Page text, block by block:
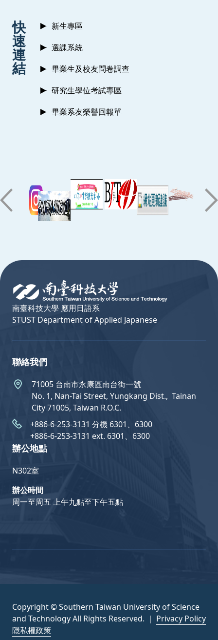
快
速
連
結
新生專區
選課系統
畢業生及校友問卷調查
研究生學位考試專區
畢業系友榮譽回報單
南臺科技大學 應用日語系
STUST Department of Applied Japanese
聯絡我們
71005 台南市永康區南台街一號
No. 1, Nan-Tai Street, Yungkang Dist.,  Tainan
City 71005, Taiwan R.O.C.
+886-6-253-3131 分機 6301、6300
+886-6-253-3131 ext. 6301、6300
辦公地點
N302室
辦公時間
周一至周五 上午九點至下午五點
Copyright © Southern Taiwan University of Science
and Technology All Rights Reserved. ｜ Privacy Policy
隱私權政策